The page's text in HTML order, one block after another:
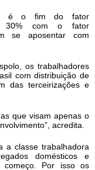
é o fim do fator
30% com o fator
se aposentar com
os trabalhadores
com distribuição de
das terceirizações e
que visam apenas o
acredita.
a classe trabalhadora
domésticos e
Por isso os